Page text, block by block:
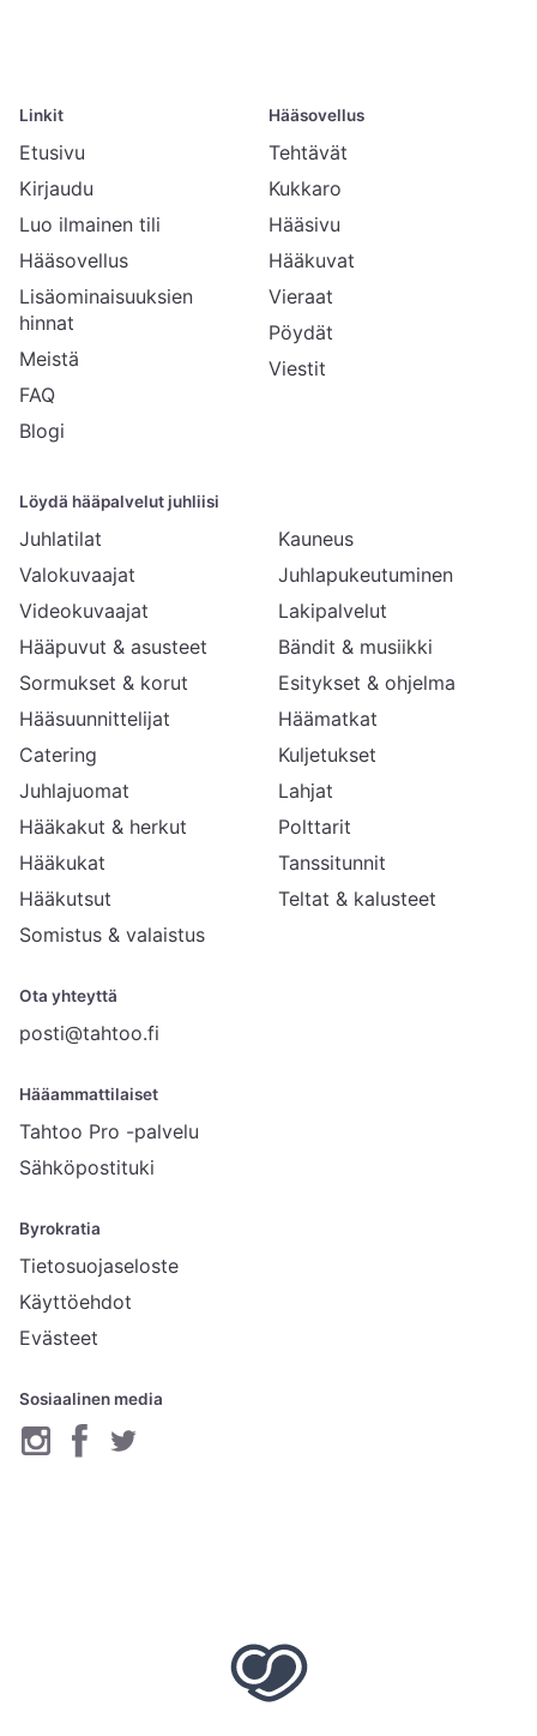
Ota yhteyttä
posti@tahtoo.fi
Hääammattilaiset
Tahtoo Pro -palvelu
Sähköpostituki
Byrokratia
Tietosuojaseloste
Käyttöehdot
Evästeet
Sosiaalinen media
Linkit
Etusivu
Kirjaudu
Luo ilmainen tili
Hääsovellus
Lisäominaisuuksien
hinnat
Meistä
FAQ
Blogi
Hääsovellus
Tehtävät
Kukkaro
Hääsivu
Hääkuvat
Vieraat
Pöydät
Viestit
Löydä hääpalvelut juhliisi
Juhlatilat
Valokuvaajat
Videokuvaajat
Hääpuvut & asusteet
Sormukset & korut
Hääsuunnittelijat
Catering
Juhlajuomat
Hääkakut & herkut
Hääkukat
Hääkutsut
Somistus & valaistus
Kauneus
Juhlapukeutuminen
Lakipalvelut
Bändit & musiikki
Esitykset & ohjelma
Häämatkat
Kuljetukset
Lahjat
Polttarit
Tanssitunnit
Teltat & kalusteet